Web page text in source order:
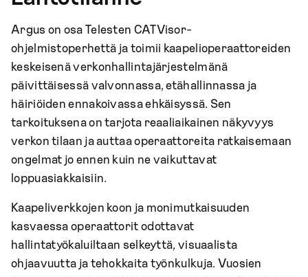
Argus on osa Telesten CATVisor-
ohjelmistoperhettä ja toimii kaapelioperaattoreiden
keskeisenä verkonhallintajärjestelmänä
päivittäisessä valvonnassa, etähallinnassa ja
häiriöiden ennakoivassa ehkäisyssä. Sen
tarkoituksena on tarjota reaaliaikainen näkyvyys
verkon tilaan ja auttaa operaattoreita ratkaisemaan
ongelmat jo ennen kuin ne vaikuttavat
loppuasiakkaisiin.
Kaapeliverkkojen koon ja monimutkaisuuden
kasvaessa operaattorit odottavat
hallintatyökaluiltaan selkeyttä, visuaalista
ohjaavuutta ja tehokkaita työnkulkuja. Vuosien